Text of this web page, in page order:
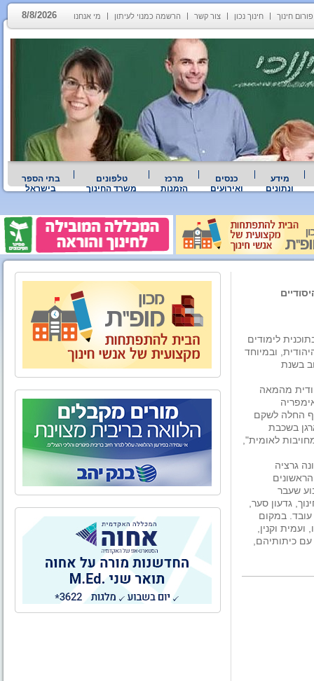
פורום חינוך חינוך נכון צור קשר הרשמה כמנוי לעיתון מי אנחנו 8/8/2026
מידע
ונתונים
כנסים
ואירועים
מרכז
הזמנות
טלפונים
משרד החינוך
בתי הספר
בישראל
לימודים
ובמיוחד
בשנת
מהמאה
החלה לשקם
בשכבת
לאומית",
גרציה
שעבר
גדעון סער,
עובד. במקום
וקנין,
כיתותיהם,